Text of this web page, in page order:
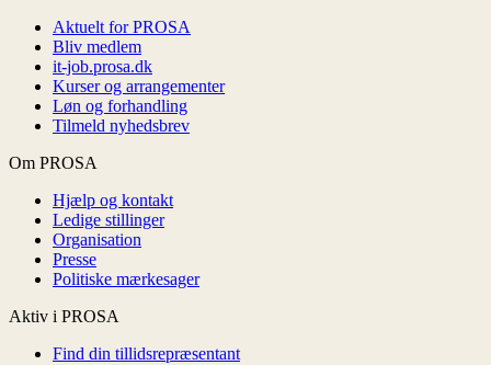
Aktuelt for PROSA
Bliv medlem
it-job.prosa.dk
Kurser og arrangementer
Løn og forhandling
Tilmeld nyhedsbrev
Om PROSA
Hjælp og kontakt
Ledige stillinger
Organisation
Presse
Politiske mærkesager
Aktiv i PROSA
Find din tillidsrepræsentant